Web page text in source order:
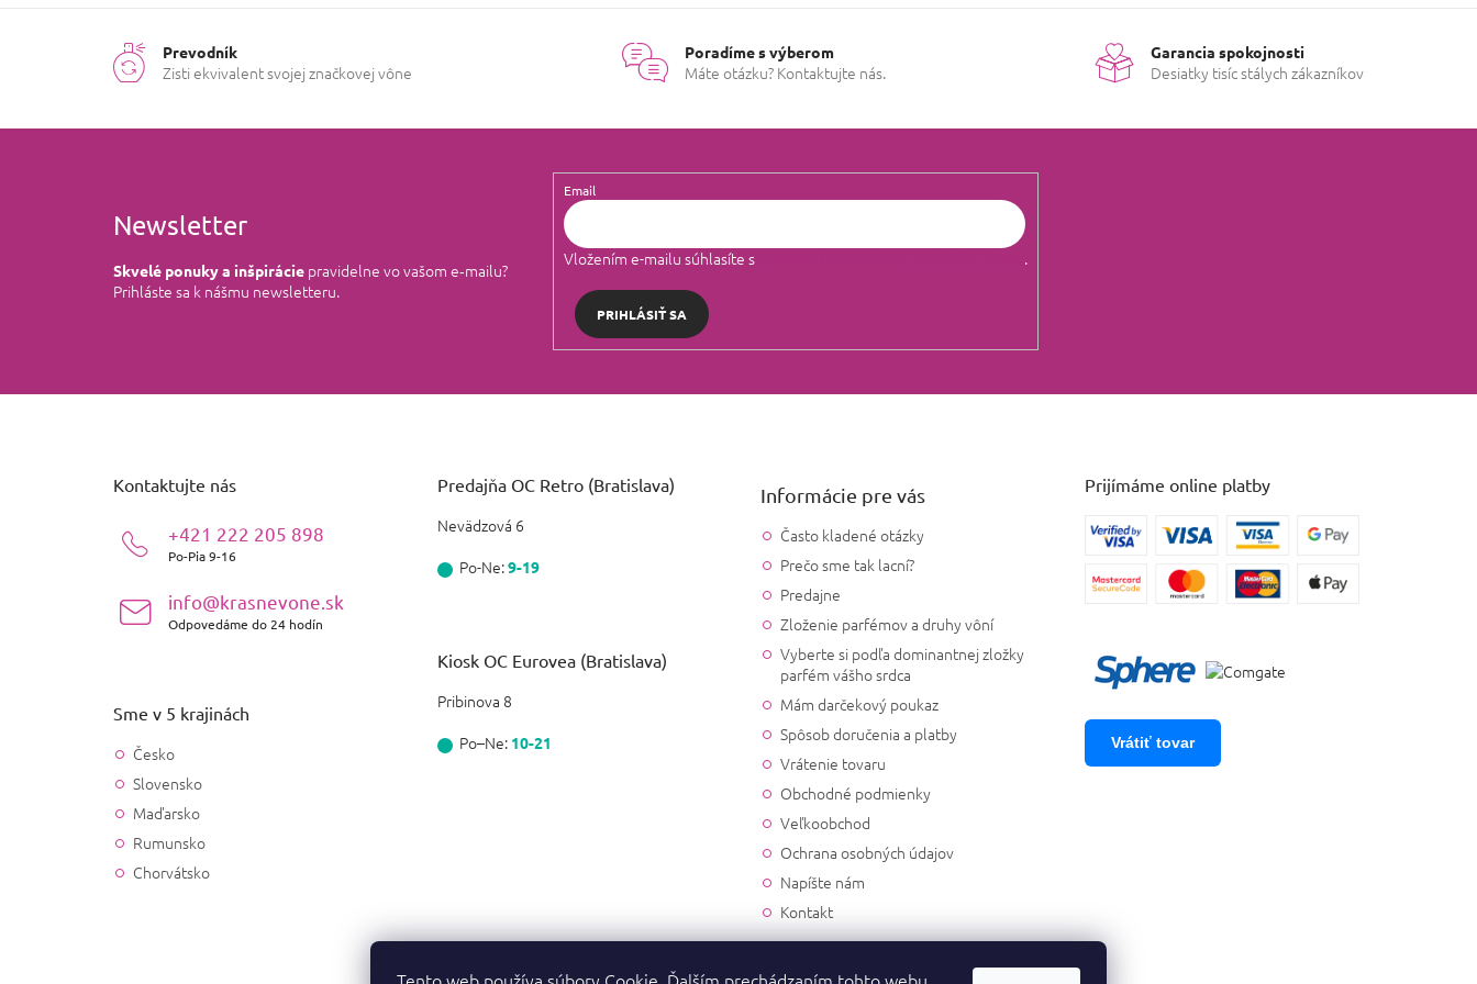
Prevodník
Zisti ekvivalent svojej značkovej vône
Poradíme s výberom
Máte otázku? Kontaktujte nás.
Garancia spokojnosti
Desiatky tisíc stálych zákazníkov
Newsletter
Skvelé ponuky a inšpirácie pravidelne vo vašom e‑mailu?
Prihláste sa k nášmu newsletteru.
Email
Vložením e-mailu súhlasíte s .
PRIHLÁSIŤ SA
Kontaktujte nás
+421 222 205 898
Po-Pia 9-16
info@krasnevone.sk
Odpovedáme do 24 hodín
Sme v 5 krajinách
Česko
Slovensko
Maďarsko
Rumunsko
Chorvátsko
Predajňa OC Retro (Bratislava)
Nevädzová 6
Po-Ne:9-19
Kiosk OC Eurovea (Bratislava)
Pribinova 8
Po–Ne: 10-21
Informácie pre vás
Často kladené otázky
Prečo sme tak lacní?
Predajne
Zloženie parfémov a druhy vôní
Vyberte si podľa dominantnej zložky
parfém vášho srdca
Mám darčekový poukaz
Spôsob doručenia a platby
Vrátenie tovaru
Obchodné podmienky
Veľkoobchod
Ochrana osobných údajov
Napíšte nám
Kontakt
Prijímáme online platby
Vrátiť tovar